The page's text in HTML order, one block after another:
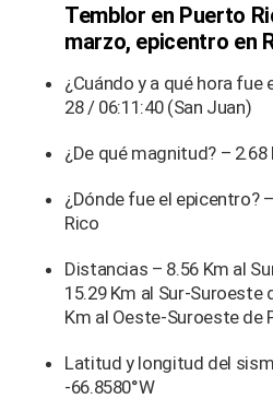
Temblor en Puerto
marzo, epicentro en
¿Cuándo y a qué hora fue
28 / 06:11:40 (San Juan)
¿De qué magnitud? – 2.68
¿Dónde fue el epicentro?
Rico
Distancias – 8.56 Km al
15.29 Km al Sur-Suroeste
Km al Oeste-Suroeste de
Latitud y longitud del
-66.8580°W